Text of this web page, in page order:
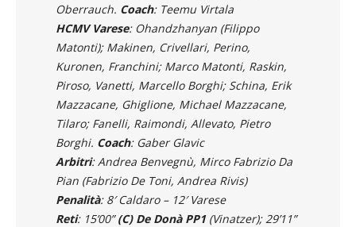
Oberrauch. Coach: Teemu Virtala
HCMV Varese: Ohandzhanyan (Filippo
Matonti); Makinen, Crivellari, Perino,
Kuronen, Franchini; Marco Matonti, Raskin,
Piroso, Vanetti, Marcello Borghi; Schina, Erik
Mazzacane, Ghiglione, Michael Mazzacane,
Tilaro; Fanelli, Raimondi, Allevato, Pietro
Borghi. Coach: Gaber Glavic
Arbitri: Andrea Benvegnù, Mirco Fabrizio Da
Pian (Fabrizio De Toni, Andrea Rivis)
Penalità: 8′ Caldaro – 12′ Varese
Reti: 15’00”(C) De Donà PP1(Vinatzer); 29’11”